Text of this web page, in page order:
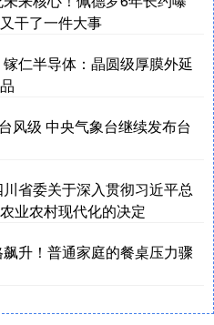
干了一件大事
仁半导体：晶圆级厚膜外延
风级 中央气象台继续发布台
省委关于深入贯彻习近平总
业农村现代化的决定
升！普通家庭的餐桌压力骤